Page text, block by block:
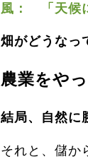
風： 「天候
畑がどうなっ
農業をや
結局、自然に
それと、儲か